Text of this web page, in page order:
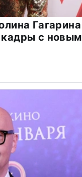
Гагарина
кадры с новым